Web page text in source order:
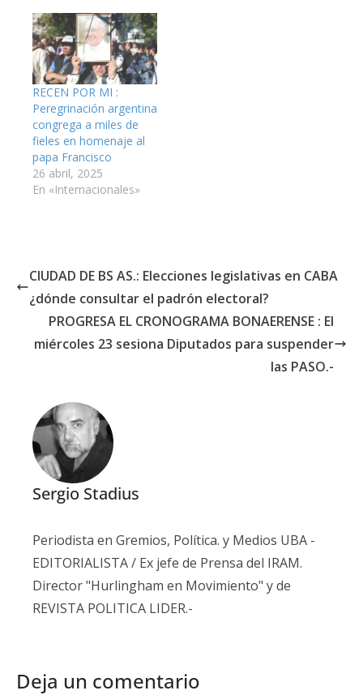
RECEN POR MI :
Peregrinación argentina
congrega a miles de
fieles en homenaje al
papa Francisco
26 abril, 2025
En «Internacionales»
CIUDAD DE BS AS.: Elecciones legislativas en CABA
¿dónde consultar el padrón electoral?
PROGRESA EL CRONOGRAMA BONAERENSE : El
miércoles 23 sesiona Diputados para suspender
las PASO.-
Sergio Stadius
Periodista en Gremios, Política. y Medios UBA -
EDITORIALISTA / Ex jefe de Prensa del IRAM.
Director "Hurlingham en Movimiento" y de
REVISTA POLITICA LIDER.-
Deja un comentario